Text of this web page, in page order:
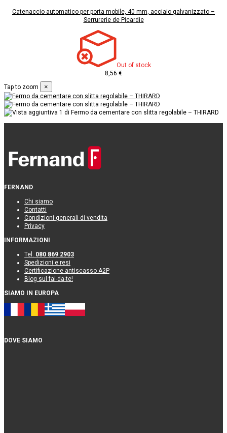
Catenaccio automatico per porta mobile, 40 mm, acciaio galvanizzato –
Serrurerie de Picardie
Out of stock
8,56 €
Tap to zoom
×
FERNAND
Chi siamo
Contatti
Condizioni generali di vendita
Privacy
INFORMAZIONI
Tel. 080 869 2903
Spedizioni e resi
Certificazione antiscasso A2P
Blog sul fai-da-te!
SIAMO IN EUROPA
DOVE SIAMO